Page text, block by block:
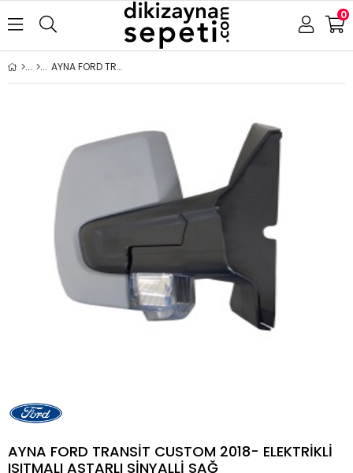
0
AYNA FORD TRANSİT CUSTOM 2018- ELEKTRİKLİ ISITMALI ASTARLI SİNYALLİ SAĞ
AYNA FORD TRANSİT CUSTOM 2018- ELEKTRİKLİ
ISITMALI ASTARLI SİNYALLİ SAĞ